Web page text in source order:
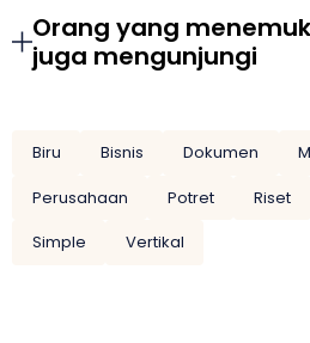
Orang yang
juga mengunjungi
Biru Bisnis Dokumen
Perusahaan
Potret Riset
Simple
Vertikal